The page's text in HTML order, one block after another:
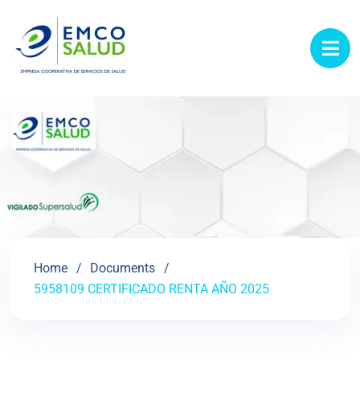
Home
Documents
5958109 CERTIFICADO RENTA AÑO 2025